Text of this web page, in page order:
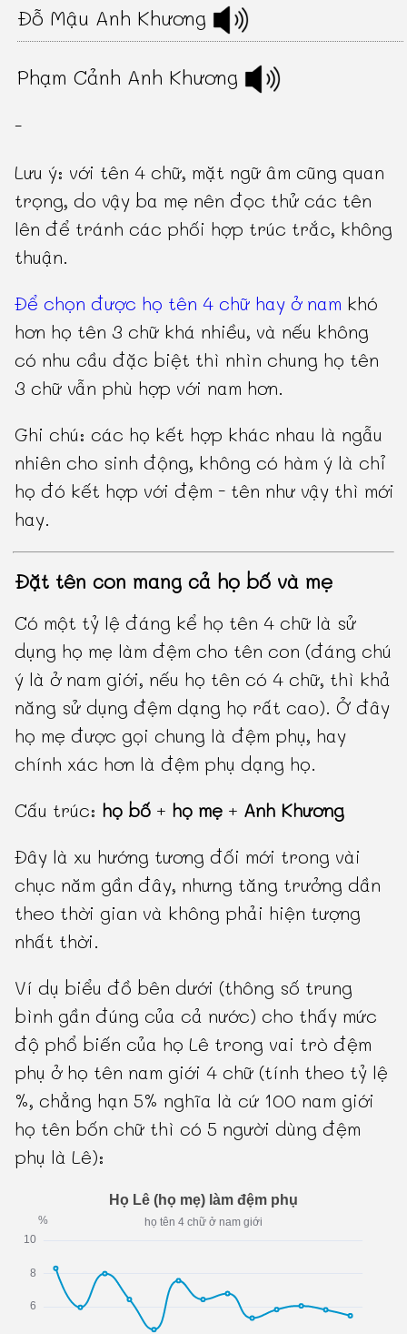
Đỗ Mậu Anh Khương
Phạm Cảnh Anh Khương
-
Lưu ý: với tên 4 chữ, mặt ngữ âm cũng quan
trọng, do vậy ba mẹ nên đọc thử các tên
lên để tránh các phối hợp trúc trắc, không
thuận.
Để chọn được họ tên 4 chữ hay ở nam khó
hơn họ tên 3 chữ khá nhiều, và nếu không
có nhu cầu đặc biệt thì nhìn chung họ tên
3 chữ vẫn phù hợp với nam hơn.
Ghi chú: các họ kết hợp khác nhau là ngẫu
nhiên cho sinh động, không có hàm ý là chỉ
họ đó kết hợp với đệm - tên như vậy thì mới
hay.
Đặt tên con mang cả họ bố và mẹ
Có một tỷ lệ đáng kể họ tên 4 chữ là sử
dụng họ mẹ làm đệm cho tên con (đáng chú
ý là ở nam giới, nếu họ tên có 4 chữ, thì khả
năng sử dụng đệm dạng họ rất cao). Ở đây
họ mẹ được gọi chung là đệm phụ, hay
chính xác hơn là đệm phụ dạng họ.
Cấu trúc: họ bố + họ mẹ + Anh Khương
Đây là xu hướng tương đối mới trong vài
chục năm gần đây, nhưng tăng trưởng dần
theo thời gian và không phải hiện tượng
nhất thời.
Ví dụ biểu đồ bên dưới (thông số trung
bình gần đúng của cả nước) cho thấy mức
độ phổ biến của họ Lê trong vai trò đệm
phụ ở họ tên nam giới 4 chữ (tính theo tỷ lệ
%, chẳng hạn 5% nghĩa là cứ 100 nam giới
họ tên bốn chữ thì có 5 người dùng đệm
phụ là Lê):